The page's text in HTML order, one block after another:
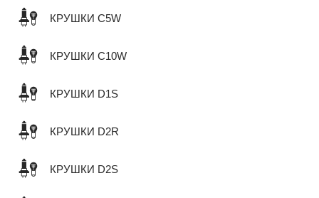
КРУШКИ C5W
КРУШКИ C10W
КРУШКИ D1S
КРУШКИ D2R
КРУШКИ D2S